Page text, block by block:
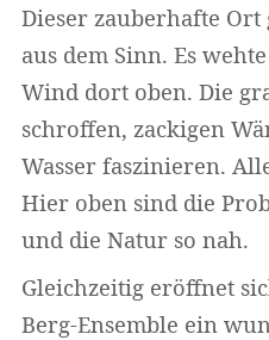
Dieser zauberhafte
aus dem Sinn. Es
Wind dort oben. Die
schroffen, zackigen
Wasser faszinieren.
Hier oben sind die
und die Natur so nah.
Gleichzeitig eröffnet
Berg-Ensemble ein